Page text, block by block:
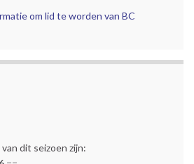
om lid te worden van BC
dit seizoen zijn: